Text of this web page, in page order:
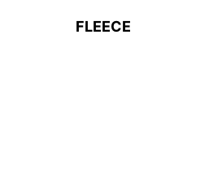
FLEECE